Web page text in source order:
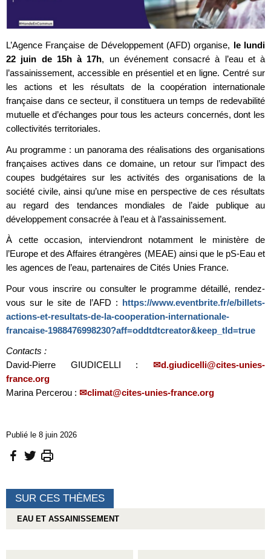
L’Agence Française de Développement (AFD) organise, le lundi
22 juin de 15h à 17h, un événement consacré à l’eau et à
l’assainissement, accessible en présentiel et en ligne. Centré sur
les actions et les résultats de la coopération internationale
française dans ce secteur, il constituera un temps de redevabilité
mutuelle et d’échanges pour tous les acteurs concernés, dont les
collectivités territoriales.
Au programme : un panorama des réalisations des organisations
françaises actives dans ce domaine, un retour sur l’impact des
coupes budgétaires sur les activités des organisations de la
société civile, ainsi qu’une mise en perspective de ces résultats
au regard des tendances mondiales de l’aide publique au
développement consacrée à l’eau et à l’assainissement.
À cette occasion, interviendront notamment le ministère de
l’Europe et des Affaires étrangères (MEAE) ainsi que le pS-Eau et
les agences de l’eau, partenaires de Cités Unies France.
Pour vous inscrire ou consulter le programme détaillé, rendez-
vous sur le site de l’AFD : https://www.eventbrite.fr/e/billets-
actions-et-resultats-de-la-cooperation-internationale-
francaise-1988476998230?aff=oddtdtcreator&keep_tld=true
Contacts :
David-Pierre GIUDICELLI :
d.giudicelli@cites-unies-
france.org
Marina Percerou :
climat@cites-unies-france.org
Publié le 8 juin 2026
SUR CES THÈMES
EAU ET ASSAINISSEMENT